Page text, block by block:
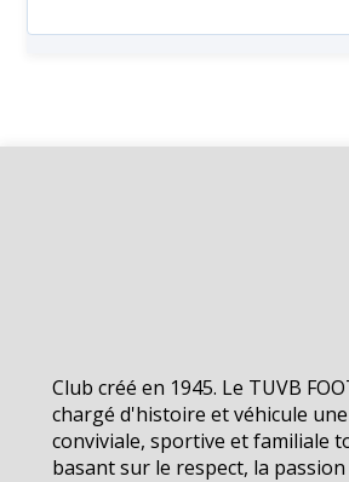
Club créé en 1945. Le TUVB
chargé d'histoire et véhicule
conviviale, sportive et familiale
basant sur le respect, la